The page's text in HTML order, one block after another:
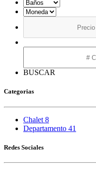
BUSCAR
Categorias
Chalet 8
Departamento 41
Redes Sociales